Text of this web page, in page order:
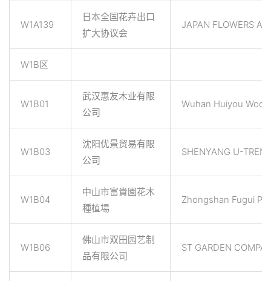
W1A139
日本全国花卉出口
扩大协议会
JAPAN FLOWERS
W1B区
W1B01
武汉惠友木业有限
公司
Wuhan Huiyou
W1B03
沈阳优景贸易有限
公司
SHENYANG U-
W1B04
中山市富貴園花木
種植場
Zhongshan Fugui
W1B06
佛山市双田园艺制
品有限公司
ST GARDEN